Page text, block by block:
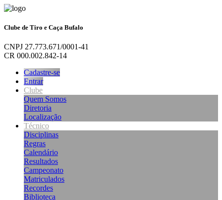
Clube de Tiro e Caça Bufalo
CNPJ 27.773.671/0001-41
CR 000.002.842-14
Cadastre-se
Entrar
Clube
Quem Somos
Diretoria
Localização
Técnico
Disciplinas
Regras
Calendário
Resultados
Campeonato
Matriculados
Recordes
Biblioteca